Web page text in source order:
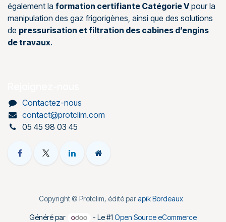
également la formation certifiante Catégorie Vpour la
manipulation des gaz frigorigènes, ainsi que des solutions
de pressurisation et filtration des cabines d’engins
de travaux.
Contactez-nous
contact@protclim.com
05 45 98 03 45
Copyright © Protclim, édité parapik Bordeaux
Généré par - Le #1Open Source eCommerce